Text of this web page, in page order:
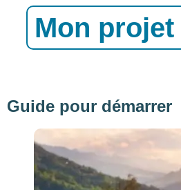
Mon
Guide pour démarrer